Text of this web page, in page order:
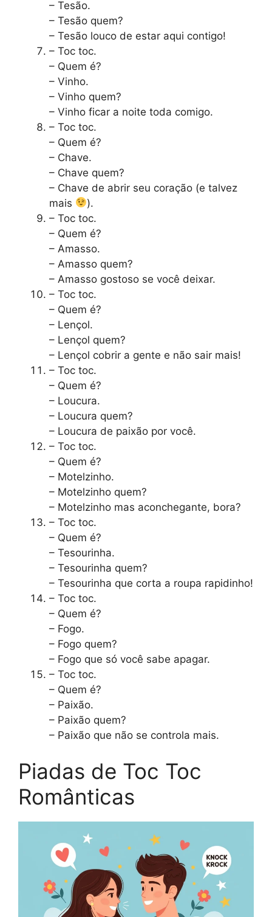
– Tesão.
– Tesão quem?
– Tesão louco de estar aqui contigo!
– Toc toc.
– Quem é?
– Vinho.
– Vinho quem?
– Vinho ficar a noite toda comigo.
– Toc toc.
– Quem é?
– Chave.
– Chave quem?
– Chave de abrir seu coração (e talvez
mais
).
– Toc toc.
– Quem é?
– Amasso.
– Amasso quem?
– Amasso gostoso se você deixar.
– Toc toc.
– Quem é?
– Lençol.
– Lençol quem?
– Lençol cobrir a gente e não sair mais!
– Toc toc.
– Quem é?
– Loucura.
– Loucura quem?
– Loucura de paixão por você.
– Toc toc.
– Quem é?
– Motelzinho.
– Motelzinho quem?
– Motelzinho mas aconchegante, bora?
– Toc toc.
– Quem é?
– Tesourinha.
– Tesourinha quem?
– Tesourinha que corta a roupa rapidinho!
– Toc toc.
– Quem é?
– Fogo.
– Fogo quem?
– Fogo que só você sabe apagar.
– Toc toc.
– Quem é?
– Paixão.
– Paixão quem?
– Paixão que não se controla mais.
Piadas de Toc Toc
Românticas